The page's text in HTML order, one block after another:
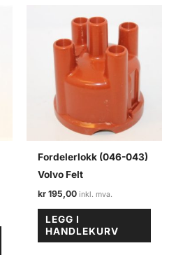
Fordelerlokk (046-043)
Volvo Felt
kr 195,00
LEGG I
HANDLEKURV